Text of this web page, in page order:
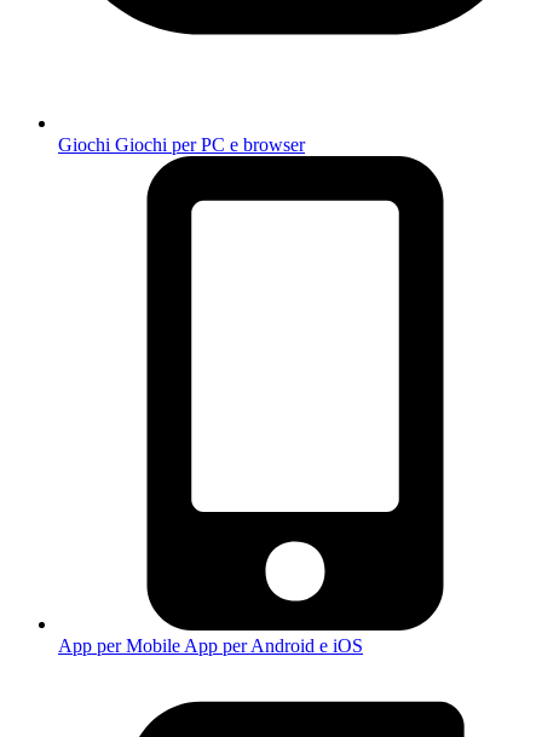
Giochi Giochi per PC e browser
App per Mobile App per Android e iOS